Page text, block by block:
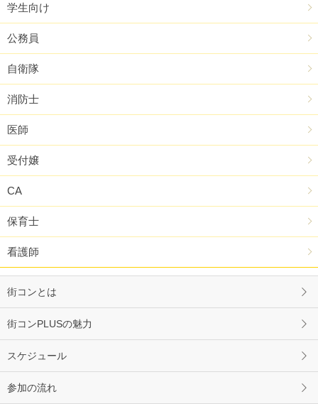
学生向け
公務員
自衛隊
消防士
医師
受付嬢
CA
保育士
看護師
街コンとは
街コンPLUSの魅力
スケジュール
参加の流れ